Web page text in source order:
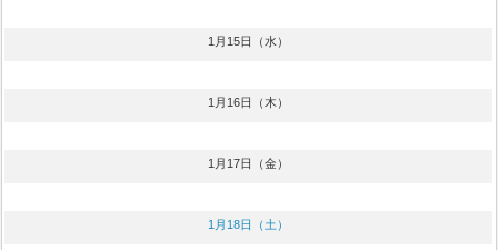
1月15日（水）
1月16日（木）
1月17日（金）
1月18日（土）